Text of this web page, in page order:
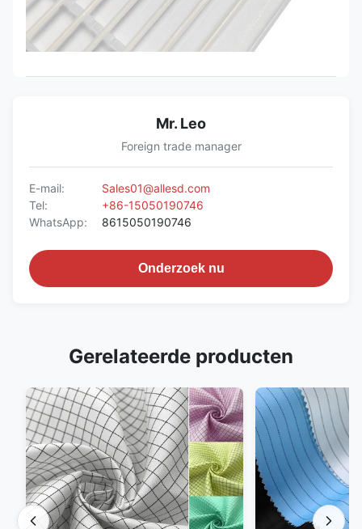
Mr. Leo
Foreign trade manager
E-mail:
Sales01@allesd.com
Tel:
+86-15050190746
WhatsApp:
8615050190746
Onderzoek nu
Gerelateerde producten